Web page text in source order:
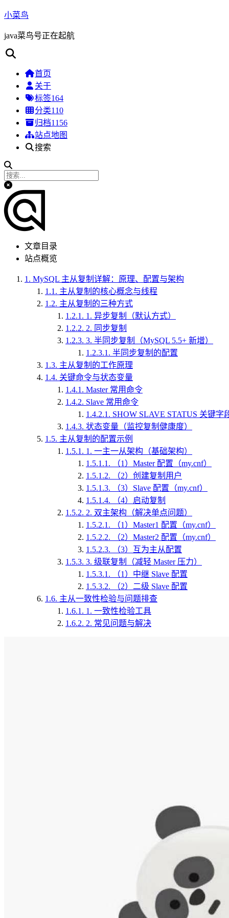
小菜鸟
java菜鸟号正在起航
首页
关于
标签164
分类110
归档1156
站点地图
搜索
文章目录
站点概览
1. MySQL 主从复制详解：原理、配置与架构
1.1. 主从复制的核心概念与线程
1.2. 主从复制的三种方式
1.2.1. 1. 异步复制（默认方式）
1.2.2. 2. 同步复制
1.2.3. 3. 半同步复制（MySQL 5.5+ 新增）
1.2.3.1. 半同步复制的配置
1.3. 主从复制的工作原理
1.4. 关键命令与状态变量
1.4.1. Master 常用命令
1.4.2. Slave 常用命令
1.4.2.1. SHOW SLAVE STATUS 关键字
1.4.3. 状态变量（监控复制健康度）
1.5. 主从复制的配置示例
1.5.1. 1. 一主一从架构（基础架构）
1.5.1.1.
（1）Master 配置（my.cnf）
1.5.1.2.
（2）创建复制用户
1.5.1.3.
（3）Slave 配置（my.cnf）
1.5.1.4.
（4）启动复制
1.5.2. 2. 双主架构（解决单点问题）
1.5.2.1.
（1）Master1 配置（my.cnf）
1.5.2.2.
（2）Master2 配置（my.cnf）
1.5.2.3.
（3）互为主从配置
1.5.3. 3. 级联复制（减轻 Master 压力）
1.5.3.1.
（1）中继 Slave 配置
1.5.3.2.
（2）二级 Slave 配置
1.6. 主从一致性检验与问题排查
1.6.1. 1. 一致性检验工具
1.6.2. 2. 常见问题与解决